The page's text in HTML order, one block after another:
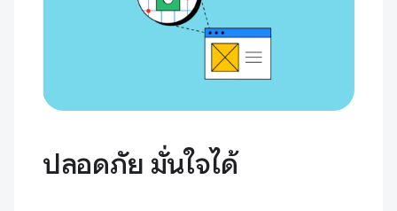
ปลอดภัย มั่นใจได้